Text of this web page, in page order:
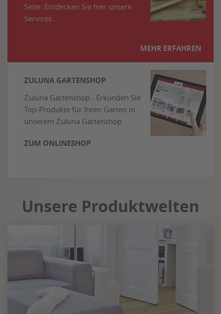
Seite. Entdecken Sie hier unsere
Services.
MEHR ERFAHREN
ZULUNA GARTENSHOP
Zuluna Gartenshop - Erkunden Sie
Top-Produkte für Ihren Garten in
unserem Zuluna Gartenshop
ZUM ONLINESHOP
Unsere Produktwelten